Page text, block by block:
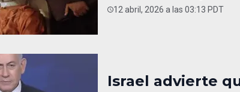
12 abril, 2026 a las 03:13 PDT
Israel advierte